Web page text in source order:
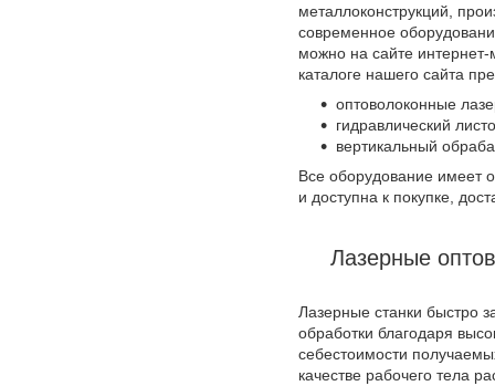
металлоконструкций,
современное
можно на сайте
каталоге нашего сайта
оптоволоконные
гидравлический
вертикальный
Все оборудование имеет
и доступна к покупке,
Лазерные
Лазерные станки быстро
обработки благодаря
себестоимости
качестве рабочего тела